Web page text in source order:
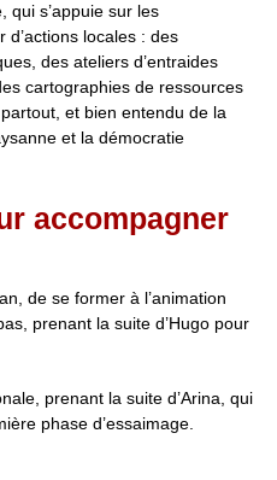
qui s’appuie sur les
locales : des
des ateliers d’entraides
cartographies de ressources
et bien entendu de la
et la démocratie
accompagner
de se former à l’animation
prenant la suite d’Hugo pour
prenant la suite d’Arina, qui
phase d’essaimage.